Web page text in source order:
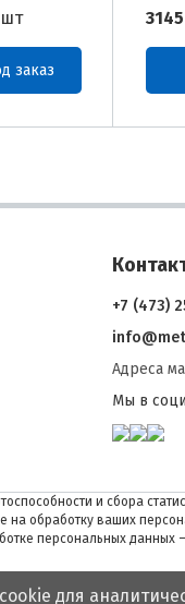
заказ
3145
+7 (473)
Адреса
Мы в
и сбора
на обработку ваших
персональных данных
для